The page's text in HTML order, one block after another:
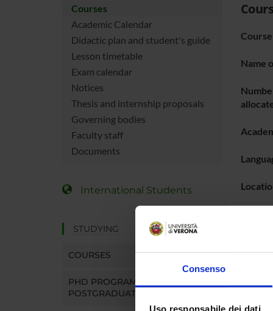
Consenso
Uso responsabile dei dati
Courses
Academic Calendar
Didactic plan and student's guide
Lesson timetable
Exam calendar
Notices
Thesis and internship proposals
Governing bodies
Faculty staff
Documents
International Students
STUDYING
COURSES
PHD PROGRAMMES AND
POSTGRADUATE TRAINING
Name